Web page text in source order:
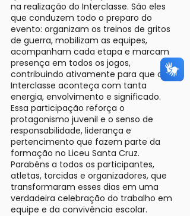
na realização do Interclasse. São eles
que conduzem todo o preparo do
evento: organizam os treinos de gritos
de guerra, mobilizam as equipes,
acompanham cada etapa e marcam
presença em todos os jogos,
contribuindo ativamente para que o
Interclasse aconteça com tanta
energia, envolvimento e significado.
Essa participação reforça o
protagonismo juvenil e o senso de
responsabilidade, liderança e
pertencimento que fazem parte da
formação no Liceu Santa Cruz.
Parabéns a todos os participantes,
atletas, torcidas e organizadores, que
transformaram esses dias em uma
verdadeira celebração do trabalho em
equipe e da convivência escolar.